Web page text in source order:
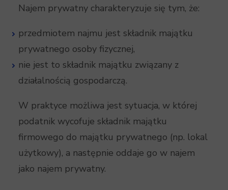
Najem prywatny charakteryzuje się tym, że:
przedmiotem najmu jest składnik majątku
prywatnego osoby fizycznej,
nie jest to składnik majątku związany z
działalnością gospodarczą.
W praktyce możliwa jest sytuacja, w której
podatnik wycofuje składnik majątku
firmowego do majątku prywatnego (np. lokal
użytkowy), a następnie oddaje go w najem
jako najem prywatny.